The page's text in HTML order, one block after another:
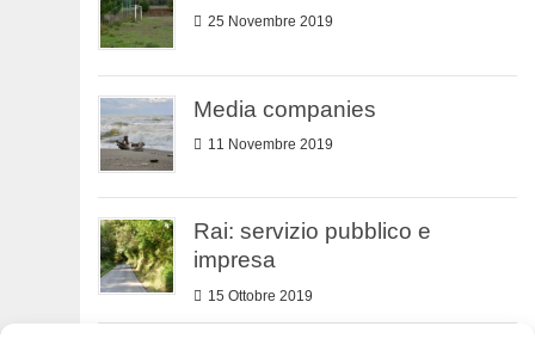
25 Novembre 2019
Media companies
11 Novembre 2019
Rai: servizio pubblico e
impresa
15 Ottobre 2019